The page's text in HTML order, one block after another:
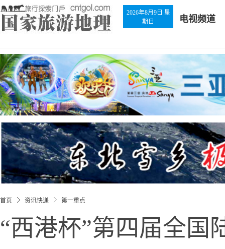
2026年8月9日 星
期日
电视频道
首页 资讯快递 第一重点
“西港杯”第四届全国